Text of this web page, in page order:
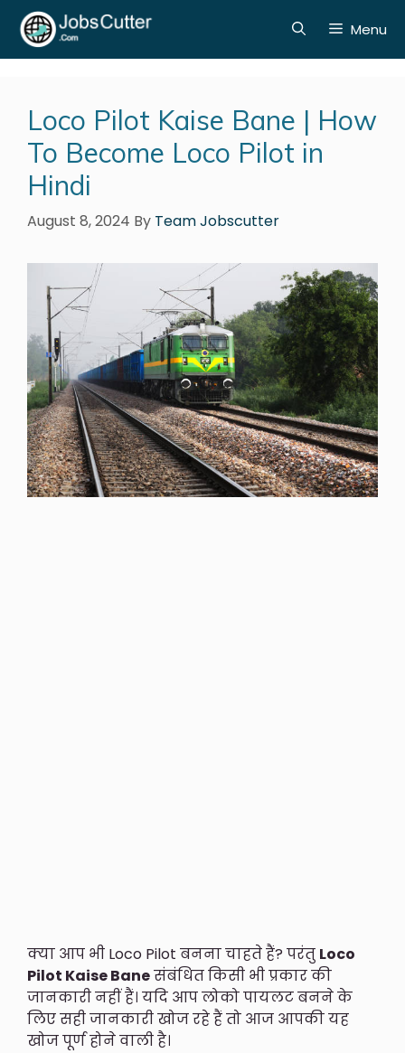
Menu
Loco Pilot Kaise Bane | How
To Become Loco Pilot in
Hindi
August 8, 2024 By Team Jobscutter
क्या आप भी Loco Pilot बनना चाहते हैं? परंतु Loco
Pilot Kaise Baneसंबंधित किसी भी प्रकार की
जानकारी नहीं हैं। यदि आप लोको पायलट बनने के
लिए सही जानकारी खोज रहे हैं तो आज आपकी यह
खोज पूर्ण होने वाली है।